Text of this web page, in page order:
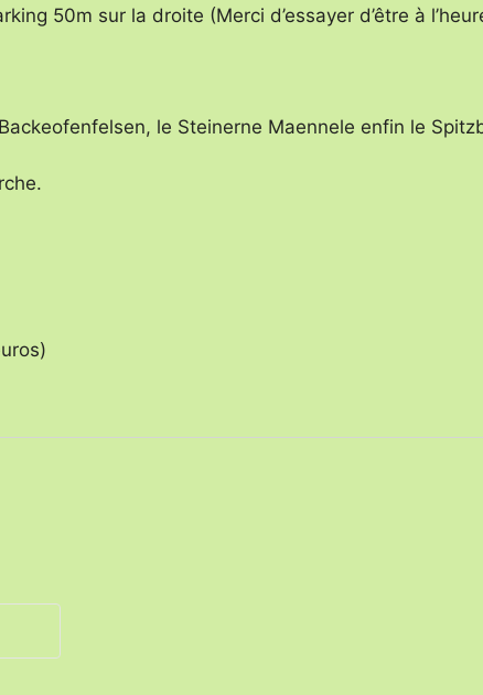
50m sur la droite (Merci d’essayer d’être à
le Steinerne Maennele enfin le